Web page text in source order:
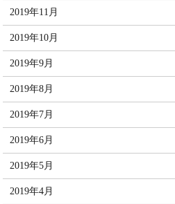
2019年11月
2019年10月
2019年9月
2019年8月
2019年7月
2019年6月
2019年5月
2019年4月